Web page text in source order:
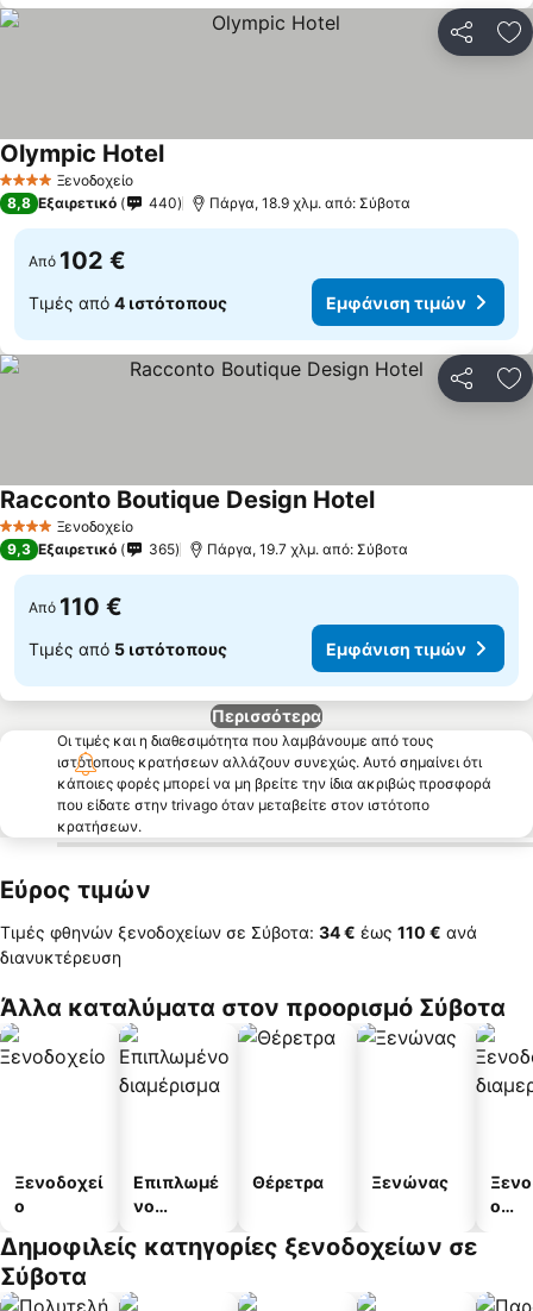
4 ΑστέριαΞενοδοχείο
Olympic HotelΕμφάνιση τιμών
8,8 Εξαιρετικό 440 Πάργα, 18.9 χλμ. από: Σύβοτα
Από 102 €
Τιμές από 4 ιστότοπους Εμφάνιση τιμών
4 ΑστέριαΞενοδοχείο
Racconto Boutique Design HotelΕμφάνιση τιμών
9,3 Εξαιρετικό 365 Πάργα, 19.7 χλμ. από: Σύβοτα
Από 110 €
Τιμές από 5 ιστότοπους Εμφάνιση τιμών
Περισσότερα
Οι τιμές και η διαθεσιμότητα που λαμβάνουμε από τους
ιστότοπους κρατήσεων αλλάζουν συνεχώς. Αυτό σημαίνει ότι
κάποιες φορές μπορεί να μη βρείτε την ίδια ακριβώς προσφορά
που είδατε στην trivago όταν μεταβείτε στον ιστότοπο
κρατήσεων.
Εύρος τιμών
Τιμές φθηνών ξενοδοχείων σε Σύβοτα: ‎34 € έως ‎110 € ανά
διανυκτέρευση
Άλλα καταλύματα στον προορισμό Σύβοτα
Ξενοδοχεί
ο
Επιπλωμέ
νο
α
Θέρετρα Ξενώνας
ο
Δημοφιλείς κατηγορίες ξενοδοχείων σε
Σύβοτα